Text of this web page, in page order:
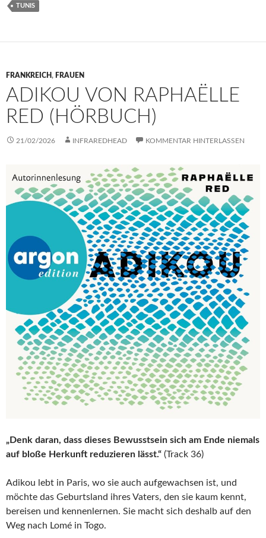
TUNIS
FRANKREICH, FRAUEN
ADIKOU VON RAPHAËLLE
RED (HÖRBUCH)
21/02/2026 INFRAREDHEAD KOMMENTAR HINTERLASSEN
„Denk daran, dass dieses Bewusstsein sich am Ende niemals
auf bloße Herkunft reduzieren lässt.“ (Track 36)
Adikou lebt in Paris, wo sie auch aufgewachsen ist, und
möchte das Geburtsland ihres Vaters, den sie kaum kennt,
bereisen und kennenlernen. Sie macht sich deshalb auf den
Weg nach Lomé in Togo.